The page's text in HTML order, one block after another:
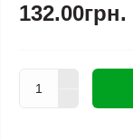
132.00грн.